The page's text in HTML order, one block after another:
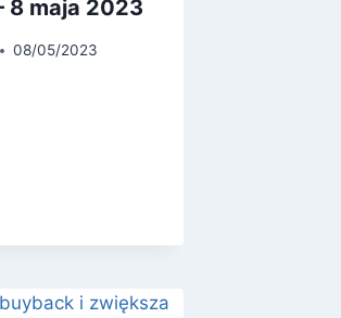
8 maja 2023
08/05/2023